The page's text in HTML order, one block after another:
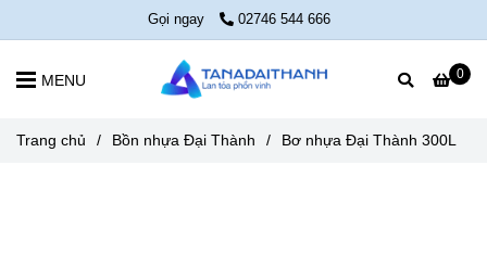
Gọi ngay 02746 544 666
0
MENU
Trang chủ / Bồn nhựa Đại Thành / Bơ nhựa Đại Thành 300L